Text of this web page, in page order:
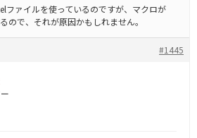
ファイルを使っているのですが、マクロが
ので、それが原因かもしれません。
#1445